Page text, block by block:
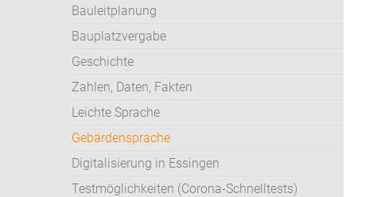
Bauleitplanung
Bauplatzvergabe
Geschichte
Zahlen, Daten, Fakten
Leichte Sprache
Gebärdensprache
Digitalisierung in Essingen
Testmöglichkeiten (Corona-Schnelltests)